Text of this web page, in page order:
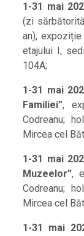
1-31 mai
(zi
an), expoziție
etajului I,
104A;
1-31 mai
Familiei”,
Codreanu;
Mircea cel
1-31 mai
Muzeelor”,
Codreanu;
Mircea cel
1-31 mai